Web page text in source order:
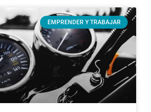
EMPRENDER Y TRABAJAR